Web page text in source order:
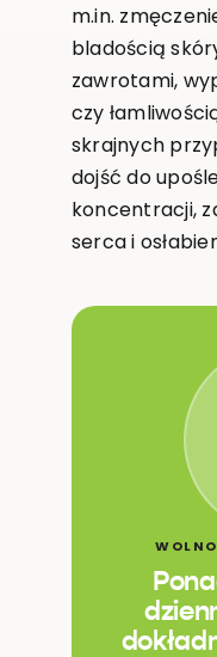
m.in.
bladością
zawrotami,
czy
skrajnych
dojść do
koncentracji,
serca i